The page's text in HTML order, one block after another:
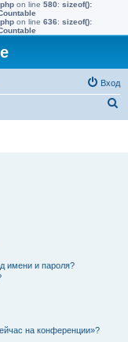
on line 580: sizeof():
on line 636: sizeof():
Вход
имени и пароля?
на конференции»?